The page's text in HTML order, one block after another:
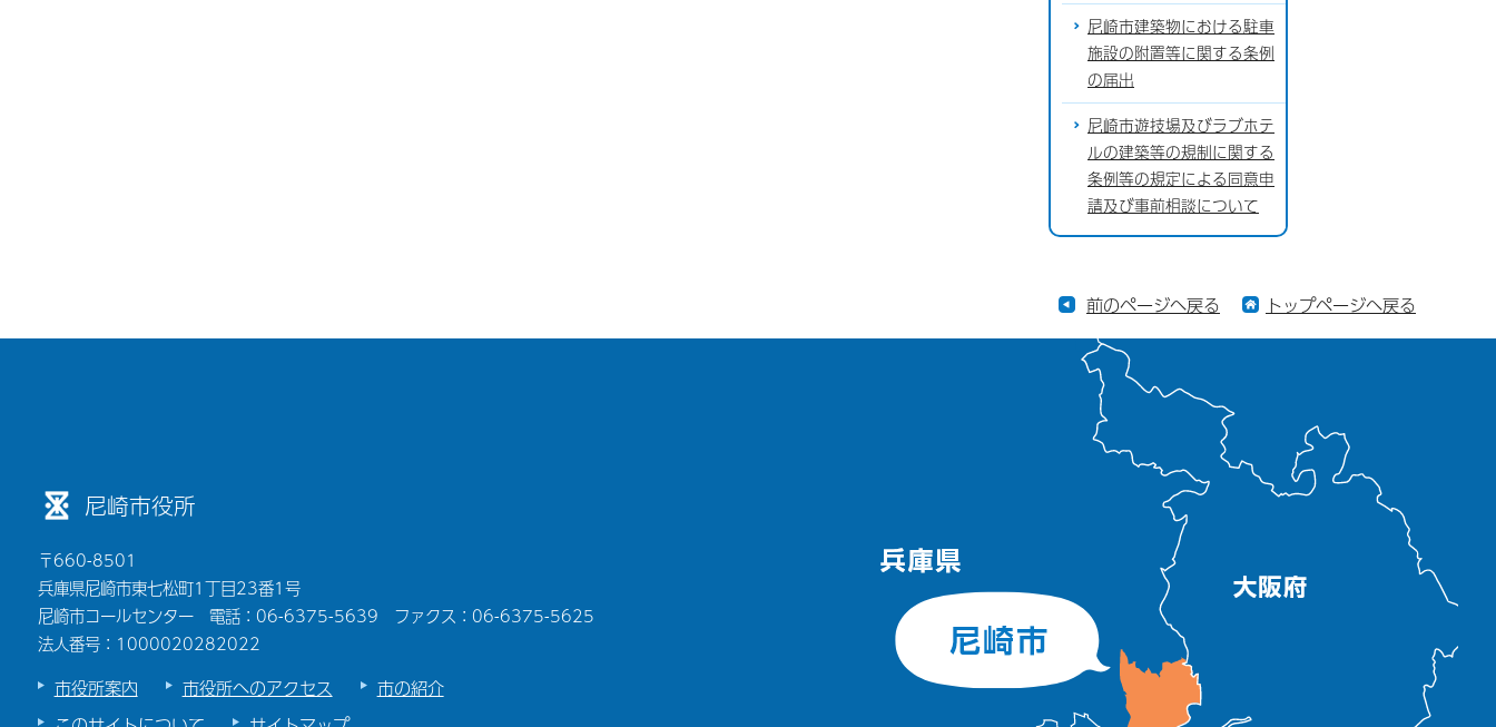
尼崎市建築物における駐車
施設の附置等に関する条例
の届出
尼崎市遊技場及びラブホテ
ルの建築等の規制に関する
条例等の規定による同意申
請及び事前相談について
前のページへ戻る トップページへ戻る
尼崎市役所
〒660-8501
兵庫県尼崎市東七松町1丁目23番1号
尼崎市コールセンター 電話：06-6375-5639 ファクス：06-6375-5625
法人番号：1000020282022
市役所案内 市役所へのアクセス
市の紹介